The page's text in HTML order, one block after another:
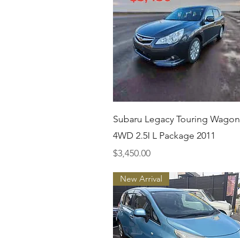
クイックビュー
Subaru Legacy Touring Wagon
4WD 2.5I L Package 2011
価格
$3,450.00
New Arrival